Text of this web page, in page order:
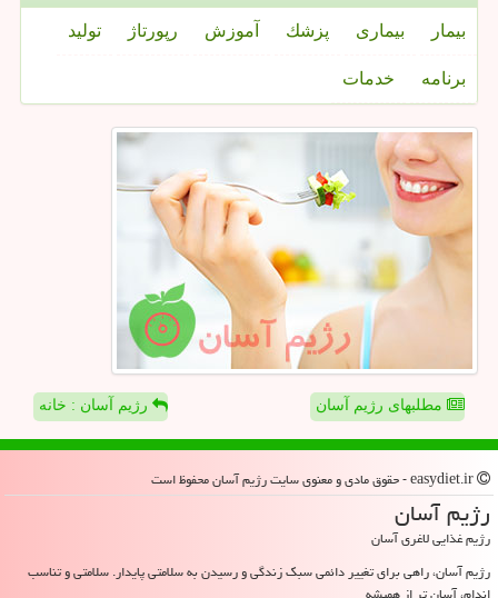
بیمار بیماری پزشك آموزش رپورتاژ تولید
برنامه خدمات
مطلبهای رژیم آسان رژیم آسان : خانه
رژیم آسان
رژیم غذایی لاغری آسان
رژیم آسان، راهی برای تغییر دائمی سبک زندگی و رسیدن به سلامتی پایدار. سلامتی و تناسب